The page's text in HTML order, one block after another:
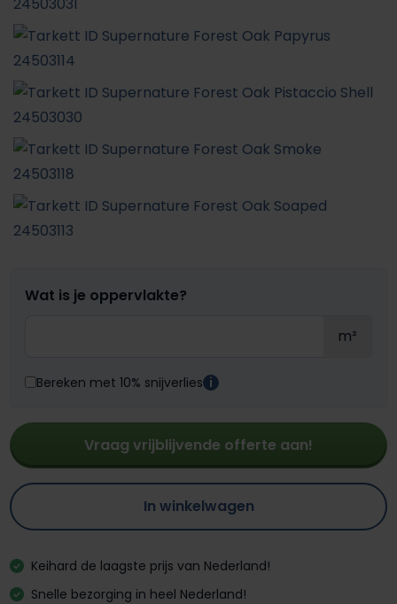
Wat is je oppervlakte?
m²
Bereken met 10% snijverlies i
Vraag vrijblijvende offerte aan!
In winkelwagen
Keihard de laagste prijs van Nederland!
Snelle bezorging in heel Nederland!